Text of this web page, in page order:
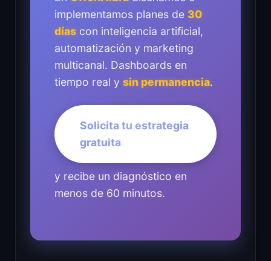
implementamos planes de 30
días con inteligencia artificial,
automatización y marketing
multicanal. Dashboards en
tiempo real y sin permanencia.
Solicita tu estrategia
gratuita
y recibe un diagnóstico en
menos de 60 minutos.